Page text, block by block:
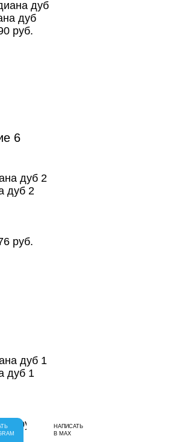
дуб
руб.
6
дуб 2
руб.
дуб 1
руб.
НАПИСАТЬ
В MAX